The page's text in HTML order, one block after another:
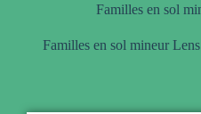
Familles en sol
Familles en sol mineur